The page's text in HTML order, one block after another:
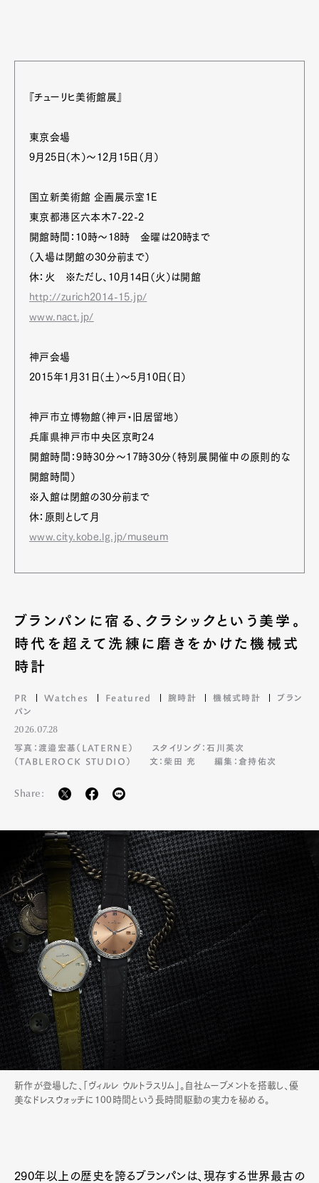
『チューリヒ美術館展』
東京会場
9月25日（木）～12月15日（月）
国立新美術館 企画展示室1E
東京都港区六本木7-22-2
開館時間：10時～18時 金曜は20時まで
（入場は閉館の30分前まで）
休：火 ※ただし、10月14日（火）は開館
http://zurich2014-15.jp/
www.nact.jp/
神戸会場
2015年1月31日（土）～5月10日（日）
神戸市立博物館（神戸・旧居留地）
兵庫県神戸市中央区京町24
開館時間：9時30分～17時30分（特別展開催中の原則的な
開館時間）
※入館は閉館の30分前まで
休：原則として月
www.city.kobe.lg.jp/museum
ブランパンに宿る、クラシックという美学。
時代を超えて洗練に磨きをかけた機械式
時計
PR Watches Featured 腕時計 機械式時計
ブラン
パン
2026.07.28
写真：渡邉宏基（LATERNE）
スタイリング：石川英次
（TABLEROCK STUDIO）
文：柴田 充 編集：倉持佑次
Share:
新作が登場した、「ヴィルレ ウルトラスリム」。自社ムーブメントを搭載し、優
美なドレスウォッチに100時間という長時間駆動の実力を秘める。
290年以上の歴史を誇るブランパンは、現存する世界最古の